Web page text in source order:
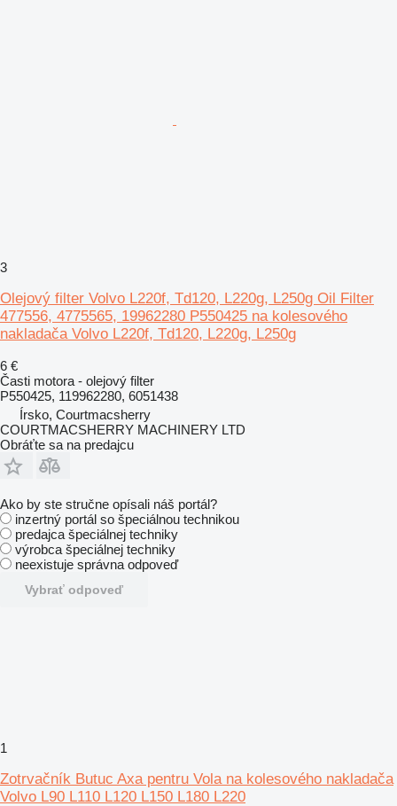
3
Olejový filter Volvo L220f, Td120, L220g, L250g Oil Filter
477556, 4775565, 19962280 P550425 na kolesového
nakladača Volvo L220f, Td120, L220g, L250g
6 €
Časti motora - olejový filter
P550425, 119962280, 6051438
Írsko, Courtmacsherry
COURTMACSHERRY MACHINERY LTD
Obráťte sa na predajcu
Ako by ste stručne opísali náš portál?
inzertný portál so špeciálnou technikou
predajca špeciálnej techniky
výrobca špeciálnej techniky
neexistuje správna odpoveď
Vybrať odpoveď
1
Zotrvačník Butuc Axa pentru Vola na kolesového nakladača
Volvo L90 L110 L120 L150 L180 L220